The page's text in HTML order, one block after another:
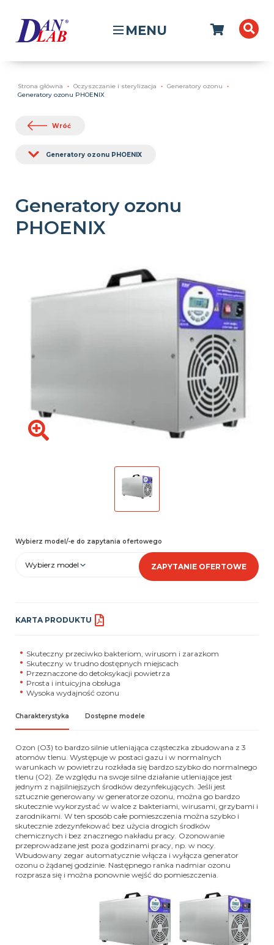
MENU
Strona główna Oczyszczanie i sterylizacja
Generatory ozonu
Generatory ozonu PHOENIX
Wróć
Generatory ozonu PHOENIX
Generatory ozonu
PHOENIX
Wybierz model/-e do zapytania ofertowego
Wybierz model ZAPYTANIE OFERTOWE
KARTA PRODUKTU
Skuteczny przeciwko bakteriom, wirusom i zarazkom
Skuteczny w trudno dostępnych miejscach
Przeznaczone do detoksykacji powietrza
Prosta i intuicyjna obsługa
Wysoka wydajność ozonu
Charakterystyka Dostępne modele
Ozon (O3) to bardzo silnie utleniająca cząsteczka zbudowana z 3
atomów tlenu. Występuje w postaci gazu i w normalnych
warunkach w powietrzu rozkłada się bardzo szybko do normalnego
tlenu (O2). Ze względu na swoje silne działanie utleniające jest
jednym z najsilniejszych środków dezynfekujących. Jeśli jest
sztucznie generowany w generatorze ozonu, można go bardzo
skutecznie wykorzystać w walce z bakteriami, wirusami, grzybami i
zarodnikami. W ten sposób całe pomieszczenia można szybko i
skutecznie zdezynfekować bez użycia drogich środków
chemicznych i bez znacznego nakładu pracy. Ozonowanie
przeprowadzane jest poza godzinami pracy, np. w nocy.
Wbudowany zegar automatycznie włącza i wyłącza generator
ozonu o żądanej godzinie. Następnego ranka nadmiar ozonu
rozprasza się i można ponownie wejść do pomieszczenia.